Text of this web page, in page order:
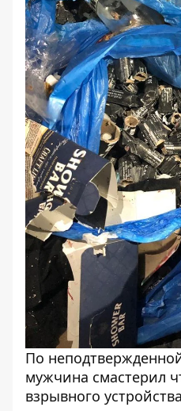
По
мужчина смастерил
взрывного устройства